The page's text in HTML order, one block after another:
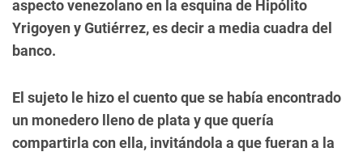
aspecto venezolano en la esquina de Hipólito
Yrigoyen y Gutiérrez, es decir a media cuadra del
banco.
El sujeto le hizo el cuento que se había encontrado
un monedero lleno de plata y que quería
compartirla con ella, invitándola a que fueran a la